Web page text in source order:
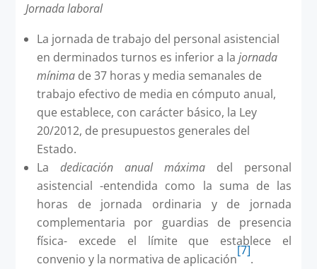
Jornada laboral
La jornada de trabajo del personal asistencial
en derminados turnos es inferior a la jornada
mínimade 37 horas y media semanales de
trabajo efectivo de media en cómputo anual,
que establece, con carácter básico, la Ley
20/2012, de presupuestos generales del
Estado.
La dedicación anual máxima del personal
asistencial -entendida como la suma de las
horas de jornada ordinaria y de jornada
complementaria por guardias de presencia
física- excede el límite que establece el
convenio y la normativa de aplicación
[7]
.